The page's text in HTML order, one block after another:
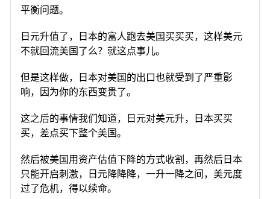
平衡问题。
日元升值了，日本的富人跑去美国买买买，这样美元
不就回流美国了么？就这点事儿。
但是这样做，日本对美国的出口也就受到了严重影
响，因为你的东西变贵了。
这之后的事情我们知道，日元对美元升，日本买买
买，差点买下整个美国。
然后被美国用资产估值下降的方式收割，再然后日本
只能开启刺激，日元降降降，一升一降之间，美元度
过了危机，得以续命。